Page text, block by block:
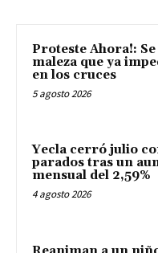
Proteste Ahora!:
maleza que ya
en los cruces
5 agosto 2026
Yecla cerró julio
parados tras un
mensual del 2,59%
4 agosto 2026